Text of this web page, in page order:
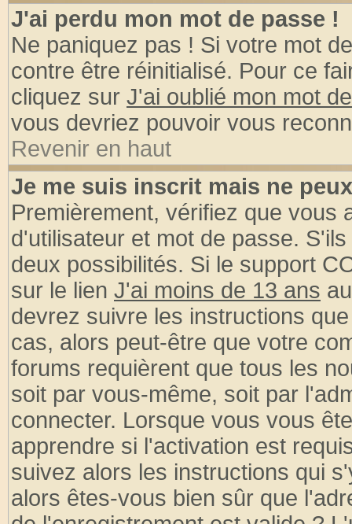
J'ai perdu mon mot de passe !
Ne paniquez pas ! Si votre mot
contre être réinitialisé. Pour ce
cliquez sur J'ai oublié mon mot
vous devriez pouvoir vous
Revenir en haut
Je me suis inscrit mais ne
Premièrement, vérifiez que vous
d'utilisateur et mot de passe.
deux possibilités. Si le support
sur le lien J'ai moins de 13 ans
devrez suivre les instructions
cas, alors peut-être que votre
forums requièrent que tous les
soit par vous-même, soit par
connecter. Lorsque vous vous
apprendre si l'activation est
suivez alors les instructions qui
alors êtes-vous bien sûr que